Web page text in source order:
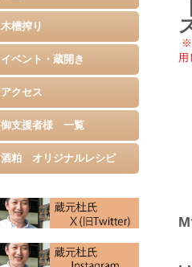
木槽搾り
イベント・蔵開き
アクセス
御支援者様 一覧
酒粕 オリジナルレシピ
※
用